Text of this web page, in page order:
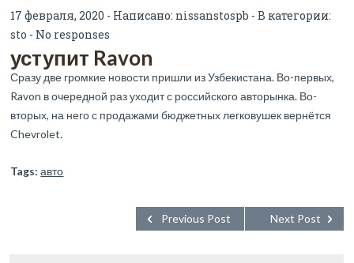
уступит Ravon
17 февраля, 2020 - Написано: nissanstospb - В категории:
sto - No responses
Сразу две громкие новости пришли из Узбекистана. Во-первых,
Ravon в очередной раз уходит с российского авторынка. Во-
вторых, на него с продажами бюджетных легковушек вернётся
Chevrolet.
Tags: авто
Next Post
Previous Post